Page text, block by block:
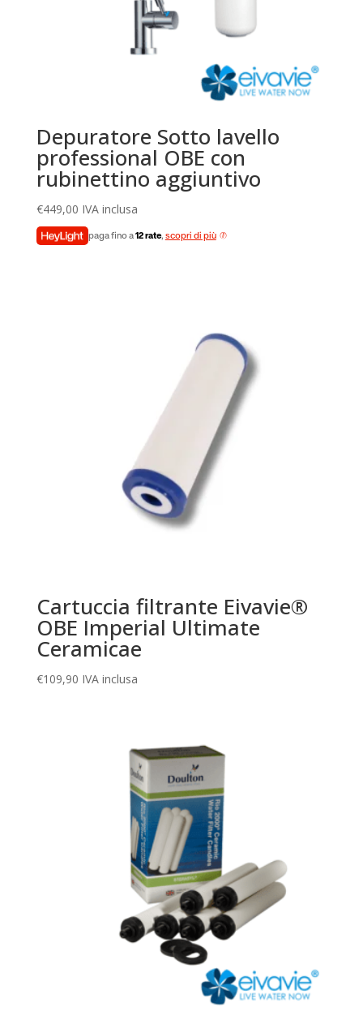
Depuratore Sotto lavello
professional OBE con
rubinettino aggiuntivo
€449,00 IVA inclusa
paga fino a12 rate, scopri di più
Cartuccia filtrante Eivavie®
OBE Imperial Ultimate
Ceramicae
€109,90 IVA inclusa